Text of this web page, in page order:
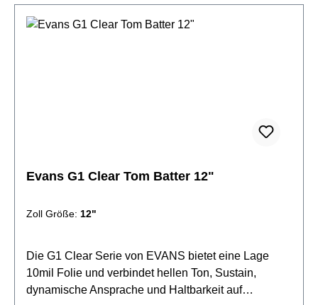
Evans G1 Clear Tom Batter 12"
Zoll Größe: 12"
Die G1 Clear Serie von EVANS bietet eine Lage
10mil Folie und verbindet hellen Ton, Sustain,
dynamische Ansprache und Haltbarkeit auf